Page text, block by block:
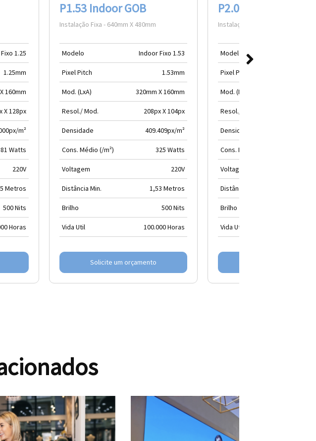
1.25
1.25mm
160mm
X 128px
m²
Watts
220V
Metros
500 Nits
Horas
P1.53 Indoor GOB
Instalação Fixa - 640mm X 480mm
Modelo Indoor Fixo 1.53
Pixel Pitch 1.53mm
Mod. (LxA) 320mm X 160mm
Resol./ Mod. 208px X 104px
Densidade 409.409px/m²
Cons. Médio (/m²) 325 Watts
Voltagem 220V
Distância Min. 1,53 Metros
Brilho 500 Nits
Vida Util 100.000 Horas
Solicite um orçamento
P2.0 Indoor
Instalação Fixa - 640 X 480mm
Modelo
Pixel Picth
Mod. (LxA)
Resol./ Mod.
Densidade
Cons. Médio (/m²)
Voltagem
Distância Min.
Brilho
Vida Util